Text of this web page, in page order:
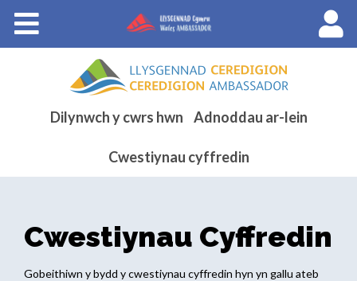
Llysgenhadon Cymru
English
Dilynwch y cwrs hwn Adnoddau ar-lein
Cwestiynau cyffredin
Cwestiynau Cyffredin
Gobeithiwn y bydd y cwestiynau cyffredin hyn yn gallu ateb